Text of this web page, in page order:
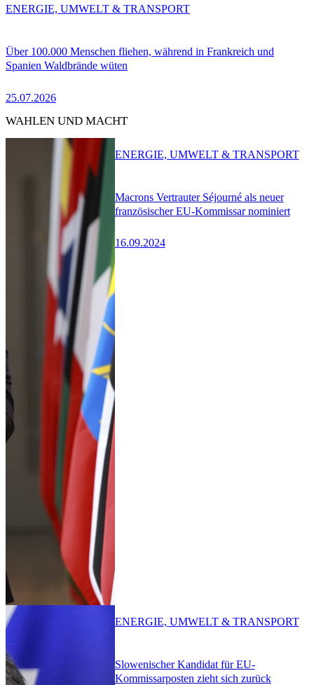
Über 100.000 Menschen fliehen, während in Frankreich und
Spanien Waldbrände wüten
25.07.2026
ENERGIE, UMWELT & TRANSPORT
WAHLEN UND MACHT
Macrons Vertrauter Séjourné als neuer
französischer EU-Kommissar nominiert
16.09.2024
ENERGIE, UMWELT & TRANSPORT
Slowenischer Kandidat für EU-
Kommissarposten zieht sich zurück
ENERGIE, UMWELT & TRANSPORT